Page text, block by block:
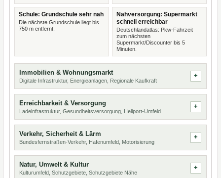
Schule: Grundschule sehr nah
Die nächste Grundschule liegt bis
750 m entfernt.
Nahversorgung: Supermarkt
schnell erreichbar
Deutschlandatlas: Pkw-Fahrzeit
zum nächsten
Supermarkt/Discounter bis 5
Minuten.
Immobilien & Wohnungsmarkt
Digitale Infrastruktur, Energieanlagen, Regionale Kaufkraft
Erreichbarkeit & Versorgung
Ladeinfrastruktur, Gesundheitsversorgung, Heliport-Umfeld
Verkehr, Sicherheit & Lärm
Bundesfernstraßen-Verkehr, Hafenumfeld, Motorisierung
Natur, Umwelt & Kultur
Kulturumfeld, Schutzgebiete, Schutzgebiete Nähe